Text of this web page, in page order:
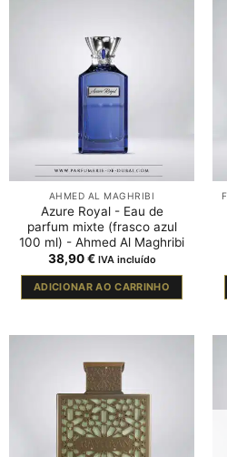
AHMED AL MAGHRIBI
Azure Royal - Eau de
parfum mixte (frasco azul
100 ml) - Ahmed Al Maghribi
38,90€ IVA incluído
ADICIONAR AO CARRINHO